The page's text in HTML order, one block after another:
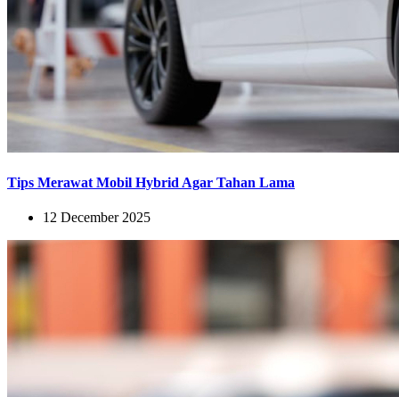
Tips Merawat Mobil Hybrid Agar Tahan Lama
12 December 2025